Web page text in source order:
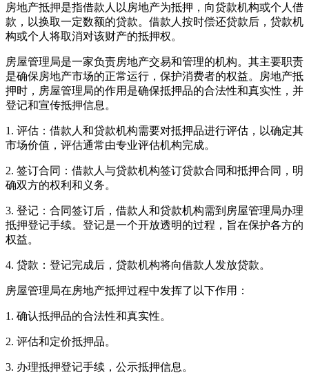
房地产抵押是指借款人以房地产为抵押，向贷款机构或个人借
款，以换取一定数额的贷款。借款人按时偿还贷款后，贷款机
构或个人将取消对该财产的抵押权。
房屋管理局是一家负责房地产交易和管理的机构。其主要职责
是确保房地产市场的正常运行，保护消费者的权益。房地产抵
押时，房屋管理局的作用是确保抵押品的合法性和真实性，并
登记和宣传抵押信息。
1. 评估：借款人和贷款机构需要对抵押品进行评估，以确定其
市场价值，评估通常由专业评估机构完成。
2. 签订合同：借款人与贷款机构签订贷款合同和抵押合同，明
确双方的权利和义务。
3. 登记：合同签订后，借款人和贷款机构需到房屋管理局办理
抵押登记手续。登记是一个开放透明的过程，旨在保护各方的
权益。
4. 贷款：登记完成后，贷款机构将向借款人发放贷款。
房屋管理局在房地产抵押过程中发挥了以下作用：
1. 确认抵押品的合法性和真实性。
2. 评估和定价抵押品。
3. 办理抵押登记手续，公示抵押信息。